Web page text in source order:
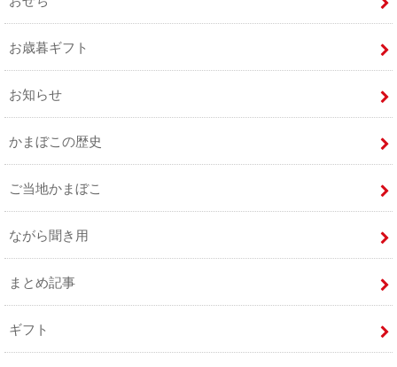
お歳暮ギフト
お知らせ
かまぼこの歴史
ご当地かまぼこ
ながら聞き用
まとめ記事
ギフト